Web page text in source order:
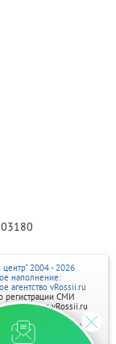
центр" 2004 - 2026
наполнение:
агентство vRossii.ru
регистрации СМИ
агентства vRossii.ru
04 марта